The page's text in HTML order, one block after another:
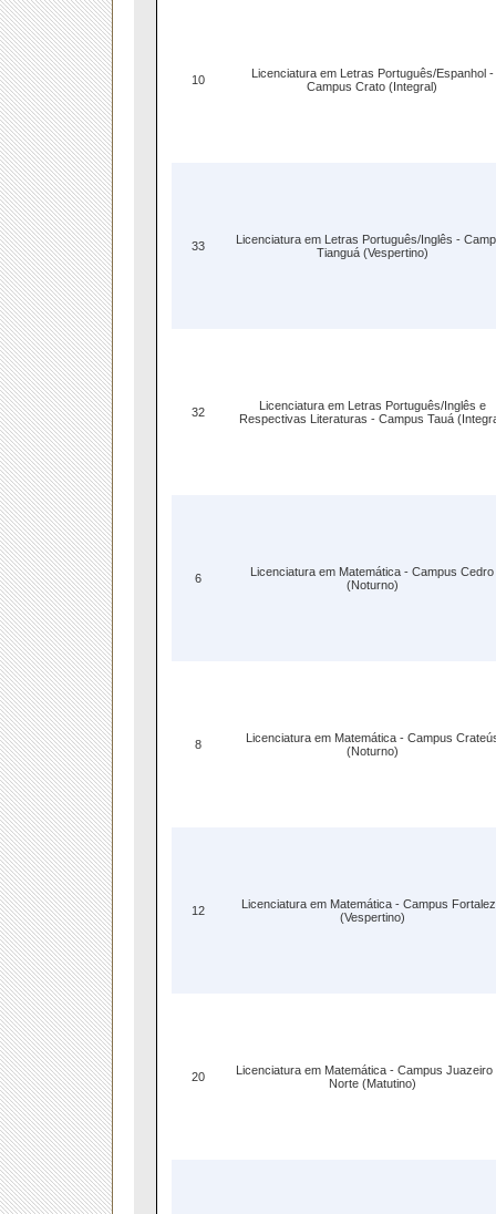
10
Licenciatura em Letras Português/Espanhol -
Campus Crato (Integral)
33
Licenciatura em Letras Português/Inglês -
Tianguá (Vespertino)
32
Licenciatura em Letras Português/Inglês e
Respectivas Literaturas - Campus Tauá
6
Licenciatura em Matemática - Campus Cedro
(Noturno)
8
Licenciatura em Matemática - Campus
(Noturno)
12
Licenciatura em Matemática - Campus
(Vespertino)
20
Licenciatura em Matemática - Campus Juazeiro
Norte (Matutino)